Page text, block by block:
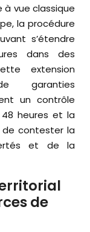
vue classique
la procédure
s’étendre
dans des
extension
garanties
un contrôle
heures et la
de contester la
et de la
de